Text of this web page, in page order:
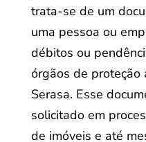
trata-se de um
uma pessoa ou
débitos ou
órgãos de proteção
Serasa. Esse
solicitado em
de imóveis e até